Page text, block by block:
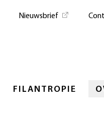
FILANTROPIE
Nieuwsbrief